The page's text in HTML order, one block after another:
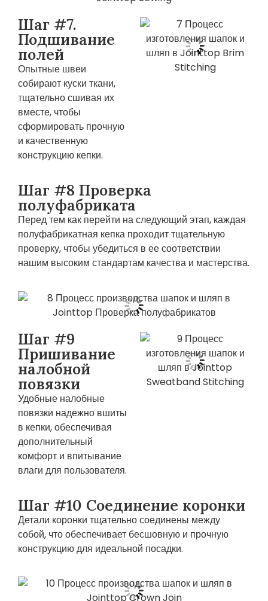
Шаг #7.
Подшивание
полей
Опытные швеи
собирают куски ткани,
тщательно сшивая их
вместе, чтобы
сформировать прочную
и качественную
конструкцию кепки.
Шаг #8 Проверка
полуфабриката
Перед тем как перейти на следующий этап, каждая
полуфабрикатная кепка проходит тщательную
проверку, чтобы убедиться в ее соответствии
нашим высоким стандартам качества и мастерства.
Шаг #9
Пришивание
налобной
повязки
Удобные налобные
повязки надежно вшиты
в кепки, обеспечивая
дополнительный
комфорт и впитывание
влаги для пользователя.
Шаг #10 Соединение коронки
Детали коронки тщательно соединены между
собой, что обеспечивает бесшовную и прочную
конструкцию для идеальной посадки.